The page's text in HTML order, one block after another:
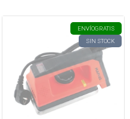
ENVÍOGRATIS
SIN STOCK